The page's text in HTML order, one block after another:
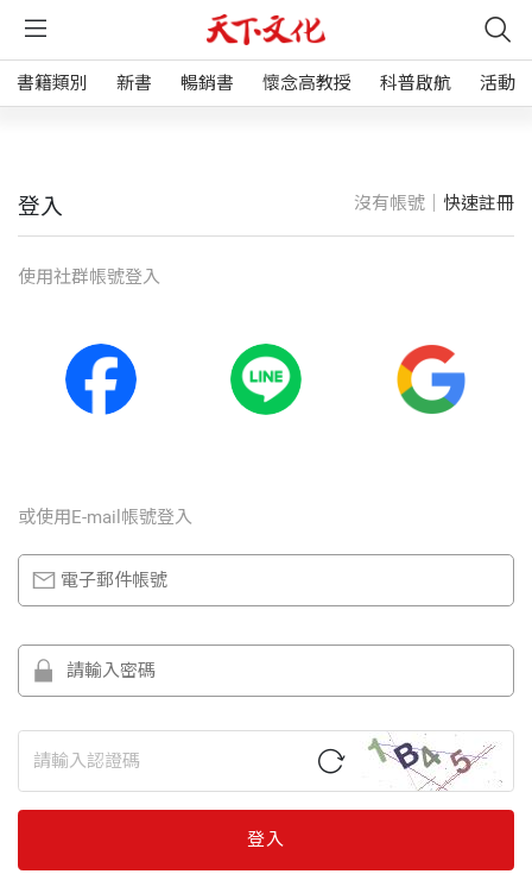
書籍類別 新書 暢銷書 懷念高教授 科普啟航 活動
登入 沒有帳號｜ 快速註冊
使⽤社群帳號登入
或使⽤E-mail帳號登入
登入